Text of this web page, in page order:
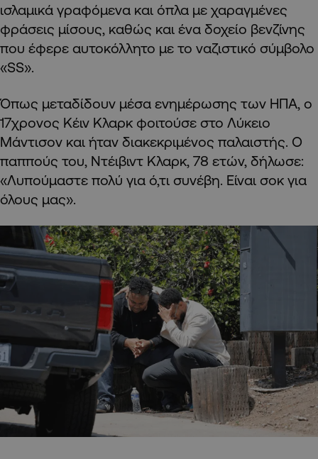
ισλαμικά γραφόμενα και όπλα με χαραγμένες
φράσεις μίσους, καθώς και ένα δοχείο βενζίνης
που έφερε αυτοκόλλητο με το ναζιστικό σύμβολο
«SS».
Όπως μεταδίδουν μέσα ενημέρωσης των ΗΠΑ, ο
17χρονος Κέιν Κλαρκ φοιτούσε στο Λύκειο
Μάντισον και ήταν διακεκριμένος παλαιστής. Ο
παππούς του, Ντέιβιντ Κλαρκ, 78 ετών, δήλωσε:
«Λυπούμαστε πολύ για ό,τι συνέβη. Είναι σοκ για
όλους μας».